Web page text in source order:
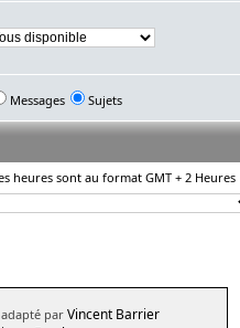
Messages Sujets
heures sont au format GMT + 2 Heures
par Vincent Barrier